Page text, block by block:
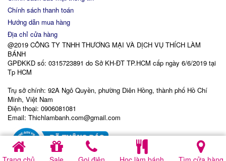
Chính sách thanh toán
Hướng dẫn mua hàng
Địa chỉ cửa hàng
@2019 CÔNG TY TNHH THƯƠNG MẠI VÀ DỊCH VỤ THÍCH LÀM
BÁNH
GPĐKKD số: 0315723891 do Sở KH-ĐT TP.HCM cấp ngày 6/6/2019 tại
Tp HCM
Trụ sở chính: 92A Ngô Quyền, phường Diên Hồng, thành phố Hồ Chí
Minh, Việt Nam
Điện thoại: 0906081081
Email: Thichlambanh.com@gmail.com